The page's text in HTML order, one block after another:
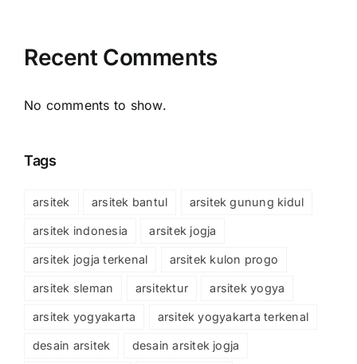
Recent Comments
No comments to show.
Tags
arsitek arsitek bantul arsitek gunung kidul
arsitek indonesia arsitek jogja
arsitek jogja terkenal arsitek kulon progo
arsitek sleman arsitektur arsitek yogya
arsitek yogyakarta arsitek yogyakarta terkenal
desain arsitek desain arsitek jogja